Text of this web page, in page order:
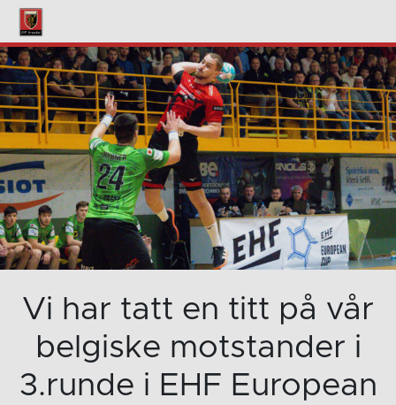
Vi har tatt en titt på vår
belgiske motstander i
3.runde i EHF European